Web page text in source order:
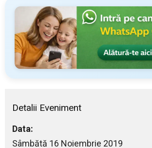
Detalii Eveniment
Data:
Sâmbătă 16 Noiembrie 2019